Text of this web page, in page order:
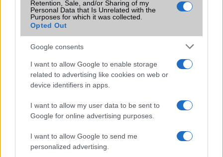
Retention, Sale, and/or Sharing of my
Personal Data that Is Unrelated with the
Purposes for which it was collected.
Opted Out
Google consents
I want to allow Google to enable storage
related to advertising like cookies on web or
device identifiers in apps.
I want to allow my user data to be sent to
Google for online advertising purposes.
I want to allow Google to send me
personalized advertising.
Office alkalmazások alap szolgáltatás alap szolgáltatás
Iránytũ
Extrák Nincs ANT+ support
EGYÉB
Vibra jelzés alap szolgáltatás
SIM-ek száma 2 2
Flight mode Van